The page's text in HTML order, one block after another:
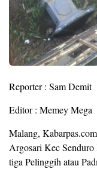
Reporter : Sam Demit
Editor : Memey Mega
Malang,
Argosari Kec Senduro
tiga Pelinggih atau